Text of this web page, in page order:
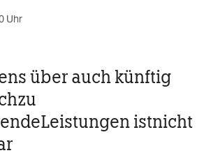
Uhr
über auch künftig
istnicht